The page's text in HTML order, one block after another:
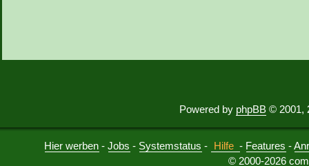
Powered by phpBB © 2001,
Hier werben -Jobs - Systemstatus - Hilfe - Features -
© 2000-2026